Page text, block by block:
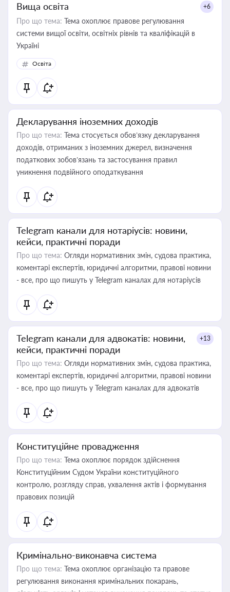
Вища освіта +6
Про що тема: Тема охоплює правове регулювання
системи вищої освіти, освітніх рівнів та кваліфікацій в
Україні
Освіта
Декларування іноземних доходів
Про що тема: Тема стосується обов’язку декларування
доходів, отриманих з іноземних джерел, визначення
податкових зобов’язань та застосування правил
уникнення подвійного оподаткування
Telegram канали для нотаріусів: новини,
кейси, практичні поради
Про що тема: Огляди нормативних змін, судова практика,
коментарі експертів, юридичні алгоритми, правові новини
- все, про що пишуть у Telegram каналах для нотаріусів
Telegram канали для адвокатів: новини,
кейси, практичні поради
+13
Про що тема: Огляди нормативних змін, судова практика,
коментарі експертів, юридичні алгоритми, правові новини
- все, про що пишуть у Telegram каналах для адвокатів
Конституційне провадження
Про що тема: Тема охоплює порядок здійснення
Конституційним Судом України конституційного
контролю, розгляду справ, ухвалення актів і формування
правових позицій
Кримінально-виконавча система
Про що тема: Тема охоплює організацію та правове
регулювання виконання кримінальних покарань,